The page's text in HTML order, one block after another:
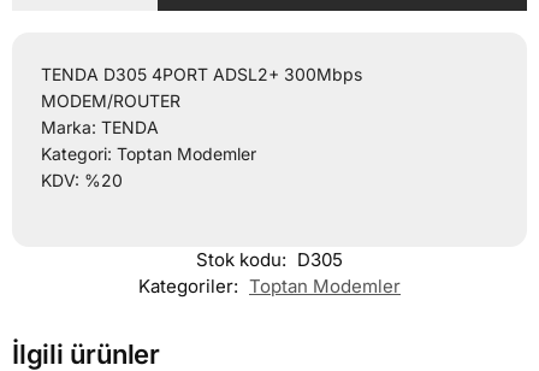
TENDA D305 4PORT ADSL2+ 300Mbps
MODEM/ROUTER
Marka: TENDA
Kategori: Toptan Modemler
KDV: %20
Stok kodu: D305
Kategoriler: Toptan Modemler
İlgili ürünler